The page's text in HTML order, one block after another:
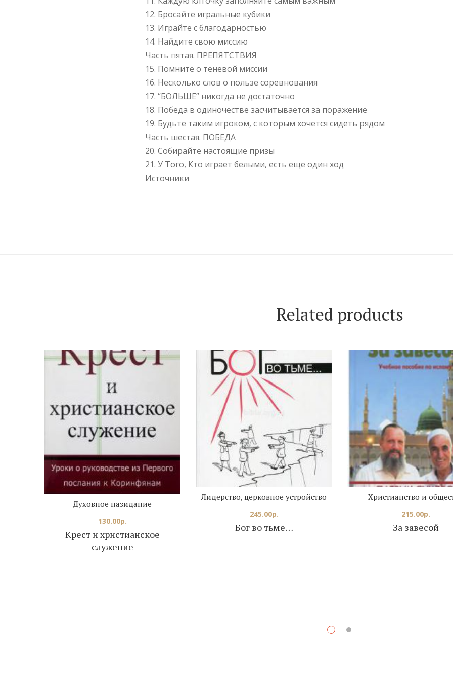
12. Бросайте игральные кубики
13. Играйте с благодарностью
14. Найдите свою миссию
Часть пятая. ПРЕПЯТСТВИЯ
15. Помните о теневой миссии
16. Несколько слов о пользе соревнования
17. “БОЛЬШЕ” никогда не достаточно
18. Победа в одиночестве засчитывается за поражение
19. Будьте таким игроком, с которым хочется сидеть рядом
Часть шестая. ПОБЕДА
20. Собирайте настоящие призы
21. У Того, Кто играет белыми, есть еще один ход
Источники
Related products
Крест и христианское
служение
Духовное назидание
130.00р.
Бог во тьме…
Лидерство, церковное устройство
245.00р.
За завесой
Христианство и
215.00р.